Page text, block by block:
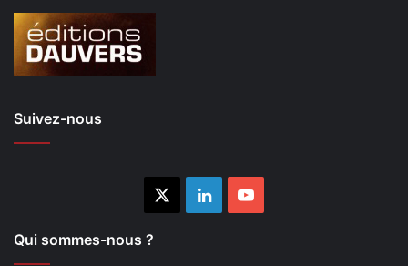
Suivez-nous
LinkedinYouTube
Qui sommes-nous ?